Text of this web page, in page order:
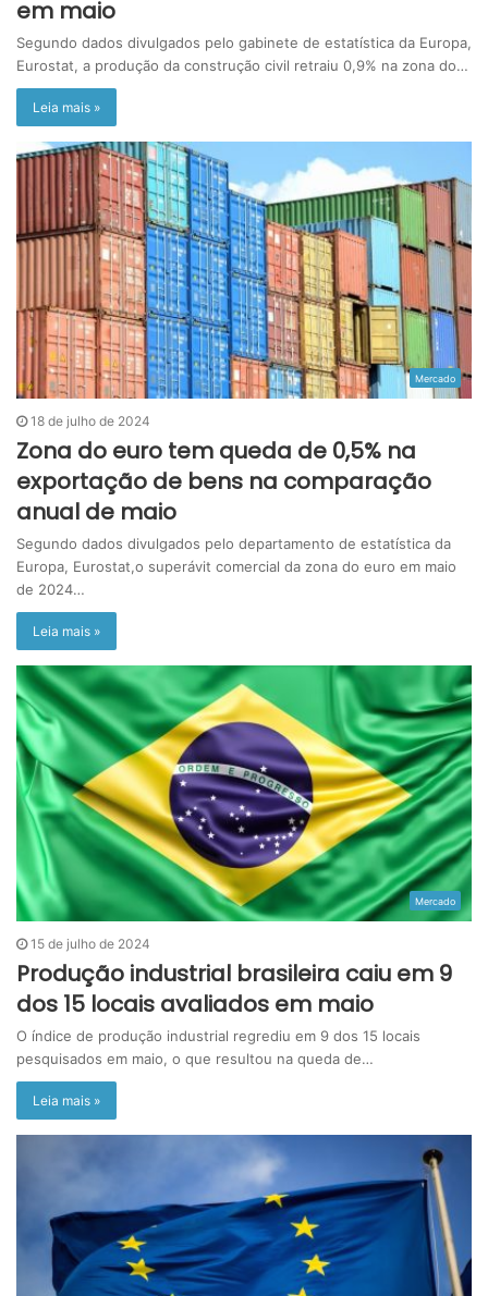
em maio
Segundo dados divulgados pelo gabinete de estatística da Europa,
Eurostat, a produção da construção civil retraiu 0,9% na zona do…
Leia mais »
Mercado
18 de julho de 2024
Zona do euro tem queda de 0,5% na
exportação de bens na comparação
anual de maio
Segundo dados divulgados pelo departamento de estatística da
Europa, Eurostat,o superávit comercial da zona do euro em maio
de 2024…
Leia mais »
Mercado
15 de julho de 2024
Produção industrial brasileira caiu em 9
dos 15 locais avaliados em maio
O índice de produção industrial regrediu em 9 dos 15 locais
pesquisados em maio, o que resultou na queda de…
Leia mais »